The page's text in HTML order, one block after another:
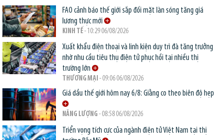
FAO cảnh báo thế giới sắp đối mặt làn sóng tăng giá
lương thực mới
KINH TẾ- 10:29 06/08/2026
Xuất khẩu điện thoại và linh kiện duy trì đà tăng trưởng
nhờ nhu cầu tiêu thụ điện tử phục hồi tại nhiều thị
trường lớn
THƯƠNG MẠI - 09:06 06/08/2026
Giá dầu thế giới hôm nay 6/8: Giằng co theo biên độ hẹp
NĂNG LƯỢNG - 08:58 06/08/2026
Triển vọng tích cực của ngành điện tử Việt Nam tại thị